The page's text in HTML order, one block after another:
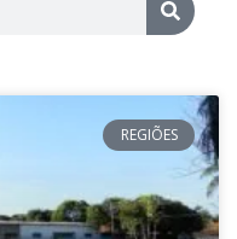
REGIÕES